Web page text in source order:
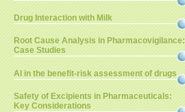
Drug Interaction with Milk
Root Cause Analysis in Pharmacovigilance:
Case Studies
AI in the benefit-risk assessment of drugs
Safety of Excipients in Pharmaceuticals:
Key Considerations